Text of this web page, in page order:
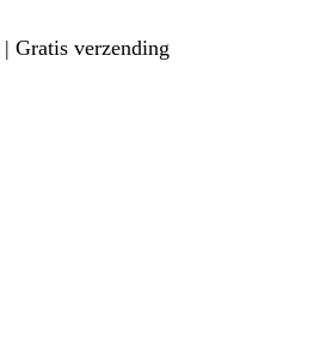
| Gratis verzending